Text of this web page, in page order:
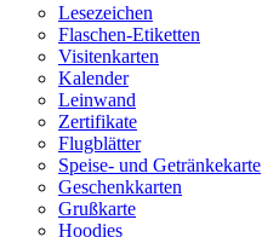
Lesezeichen
Flaschen-Etiketten
Visitenkarten
Kalender
Leinwand
Zertifikate
Flugblätter
Speise- und Getränkekarte
Geschenkkarten
Grußkarte
Hoodies